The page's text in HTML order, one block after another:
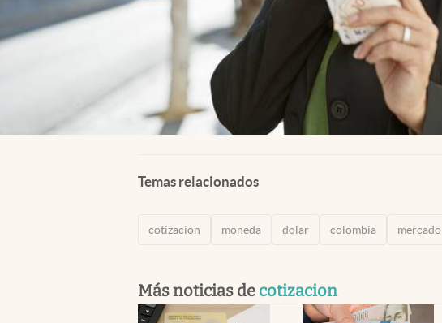
Temas relacionados
cotizacion moneda dolar colombia mercado
Más noticias de cotizacion